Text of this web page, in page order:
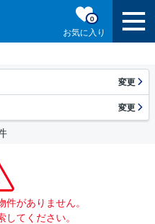
お気に入り
0
変更
変更
件がありません。
てください。